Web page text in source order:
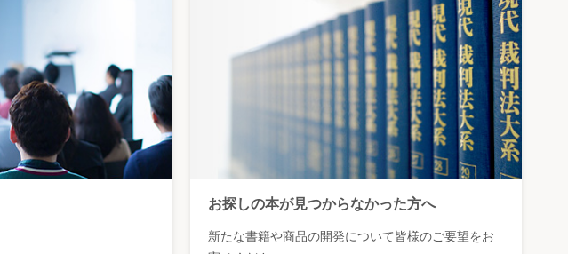
お探しの本が見つからなかった方へ
新たな書籍や商品の開発について皆様のご要望をお